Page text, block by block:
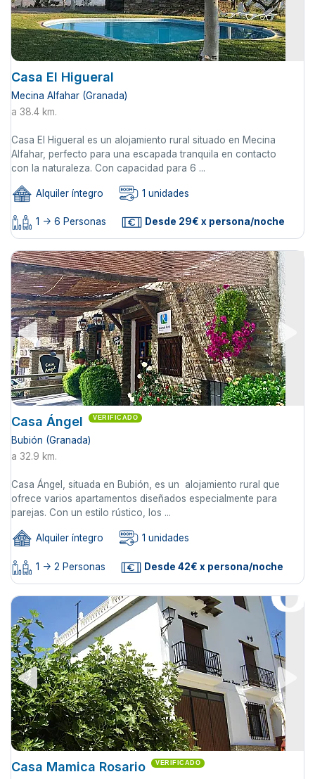
Casa El Higueral
Mecina Alfahar (Granada)
a 38.4 km.
Casa El Higueral es un alojamiento rural situado en Mecina
Alfahar, perfecto para una escapada tranquila en contacto
con la naturaleza. Con capacidad para 6 ...
Alquiler íntegro 1 unidades
1 -> 6 Personas Desde 29€ x persona/noche
Casa Ángel VERIFICADO
Bubión (Granada)
a 32.9 km.
Casa Ángel, situada en Bubión, es un alojamiento rural que
ofrece varios apartamentos diseñados especialmente para
parejas. Con un estilo rústico, los ...
Alquiler íntegro 1 unidades
1 -> 2 Personas Desde 42€ x persona/noche
Casa Mamica Rosario VERIFICADO